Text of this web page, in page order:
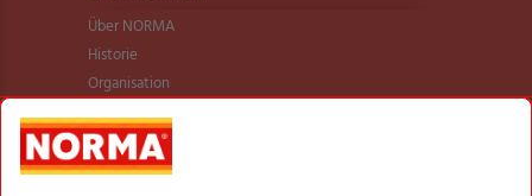
Über NORMA
Historie
Organisation
International
Logistik
Filialnetz